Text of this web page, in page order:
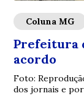
Coluna MG
Prefeitura
acordo
Foto:
dos jornais e